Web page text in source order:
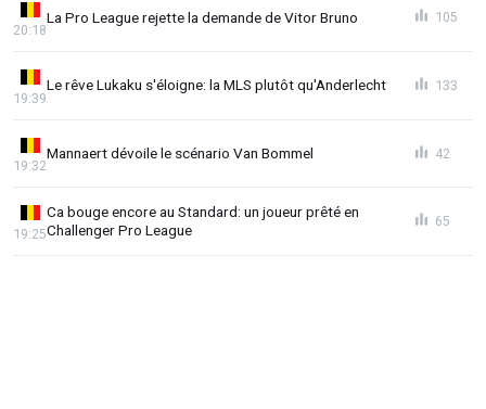
La Pro League rejette la demande de Vitor Bruno
20:18
105
Le rêve Lukaku s'éloigne: la MLS plutôt qu'Anderlecht
19:39
133
Mannaert dévoile le scénario Van Bommel
19:32
42
Ca bouge encore au Standard: un joueur prêté en
Challenger Pro League
19:25
65